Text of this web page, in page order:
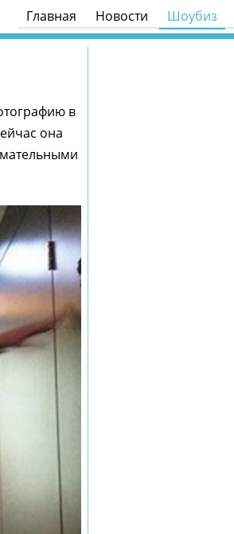
Главная Новости Шоубиз
в
она